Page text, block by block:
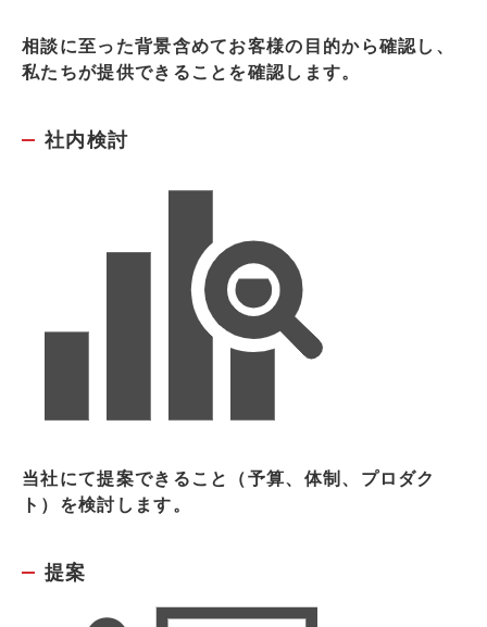
相談に至った背景含めてお客様の目的から確認し、
私たちが提供できることを確認します。
社内検討
当社にて提案できること（予算、体制、プロダク
ト）を検討します。
提案